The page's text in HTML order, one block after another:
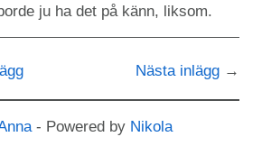
ju ha det på känn, liksom.
Nästa inlägg
- Powered by Nikola